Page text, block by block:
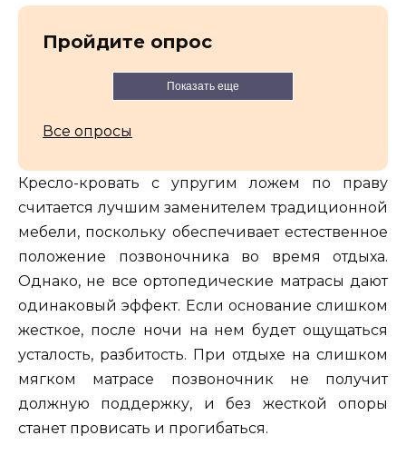
Пройдите опрос
Показать еще
Все опросы
Кресло-кровать с упругим ложем по праву
считается лучшим заменителем традиционной
мебели, поскольку обеспечивает естественное
положение позвоночника во время отдыха.
Однако, не все ортопедические матрасы дают
одинаковый эффект. Если основание слишком
жесткое, после ночи на нем будет ощущаться
усталость, разбитость. При отдыхе на слишком
мягком матрасе позвоночник не получит
должную поддержку, и без жесткой опоры
станет провисать и прогибаться.